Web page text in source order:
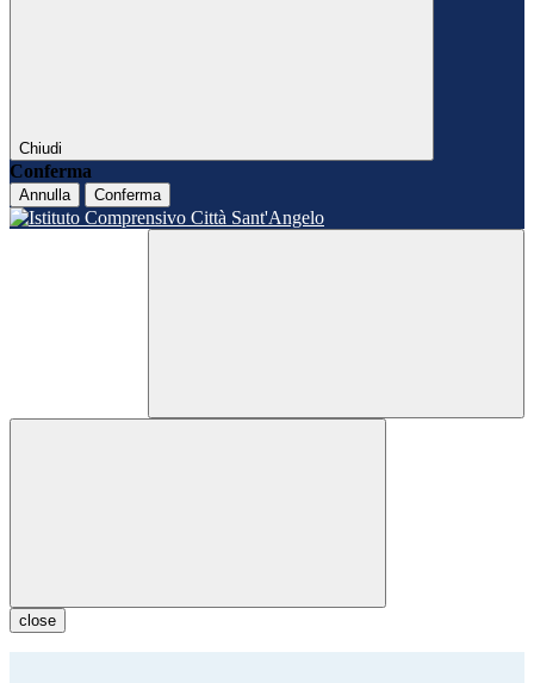
Chiudi
Conferma
Annulla Conferma
close